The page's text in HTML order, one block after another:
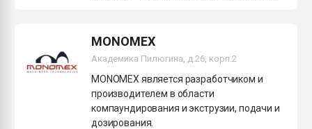
MONOMEX
Академика Пилюгина, д.26, корп.2
MONOMEX является разработчиком и
производителем в области
компаундирования и экструзии, подачи и
дозирования.